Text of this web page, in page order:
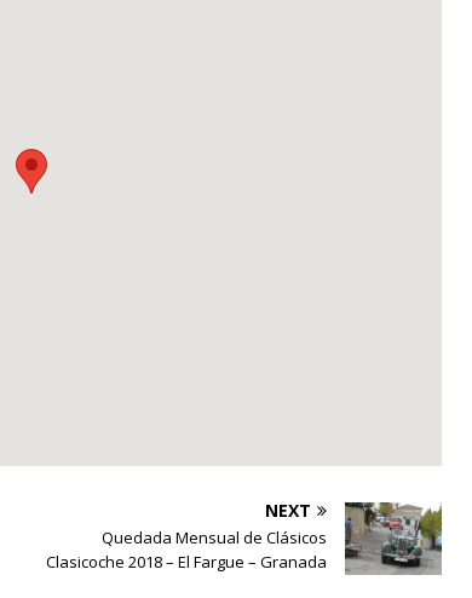
NEXT
Quedada Mensual de Clásicos
Clasicoche 2018 – El Fargue – Granada